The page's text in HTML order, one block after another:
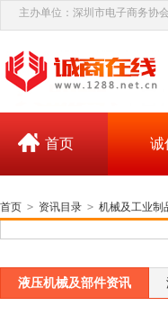
主办单位：深圳市电子商务协会
首页 诚
首页 > 资讯目录 > 机械及工业制
液压机械及部件资讯